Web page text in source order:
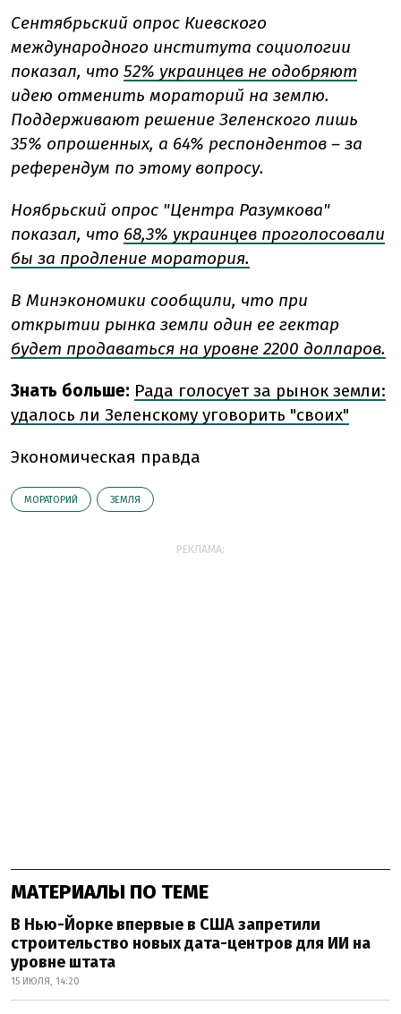
Сентябрьский опрос Киевского
международного института социологии
показал, что 52% украинцев не одобряют
идею отменить мораторий на землю.
Поддерживают решение Зеленского лишь
35% опрошенных, а 64% респондентов – за
референдум по этому вопросу.
Ноябрьский опрос "Центра Разумкова"
показал, что 68,3% украинцев проголосовали
бы за продление моратория.
В Минэкономики сообщили, что при
открытии рынка земли один ее гектар
будет продаваться на уровне 2200 долларов.
Знать больше: Рада голосует за рынок земли:
удалось ли Зеленскому уговорить "своих"
Экономическая правда
МОРАТОРИЙ ЗЕМЛЯ
РЕКЛАМА:
МАТЕРИАЛЫ ПО ТЕМЕ
В Нью-Йорке впервые в США запретили
строительство новых дата-центров для ИИ на
уровне штата
15 ИЮЛЯ, 14:20